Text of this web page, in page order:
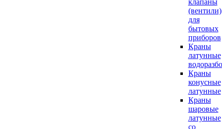
клапаны
(вентили)
для
бытовых
приборов
Краны
латунные
Краны
конусные
латунные
Краны
шаровые
латунные
со